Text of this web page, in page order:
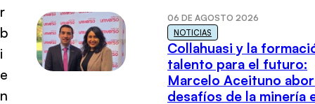
r
b
i
e
n
06 DE AGOSTO 2026
NOTICIAS
Collahuasi y la
talento para el futuro:
Marcelo Aceituno
desafíos de la minería